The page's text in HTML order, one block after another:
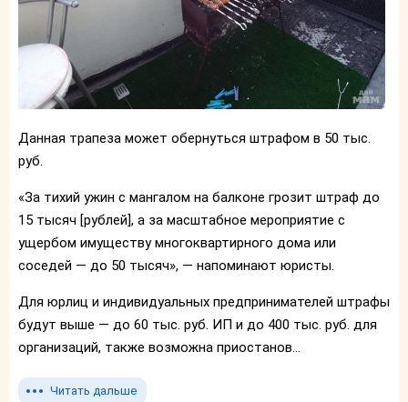
Данная трапеза может обернуться штрафом в 50 тыс.
руб.
«За тихий ужин с мангалом на балконе грозит штраф до
15 тысяч [рублей], а за масштабное мероприятие с
ущербом имуществу многоквартирного дома или
соседей — до 50 тысяч», — напоминают юристы.
Для юрлиц и индивидуальных предпринимателей штрафы
будут выше — до 60 тыс. руб. ИП и до 400 тыс. руб. для
организаций, также возможна приостанов...
Читать дальше